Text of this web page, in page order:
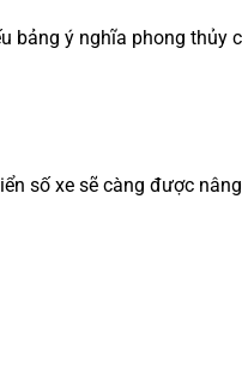
bảng ý nghĩa phong thủy
số xe sẽ càng được